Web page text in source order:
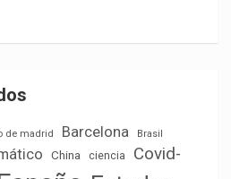
de madrid Barcelona
Brasil
China ciencia
Covid-